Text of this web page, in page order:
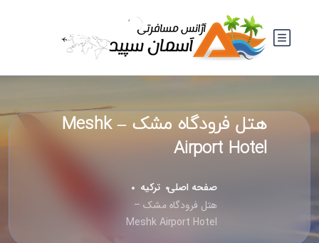
هتل فرودگاه مشک – Meshk
Airport Hotel
صفحه اصلی ترکیه
هتل فرودگاه مشک –
Meshk Airport Hotel